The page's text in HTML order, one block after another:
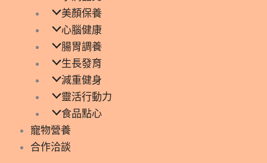
美顏保養
心腦健康
腸胃調養
生長發育
減重健身
靈活行動力
食品點心
寵物營養
合作洽談